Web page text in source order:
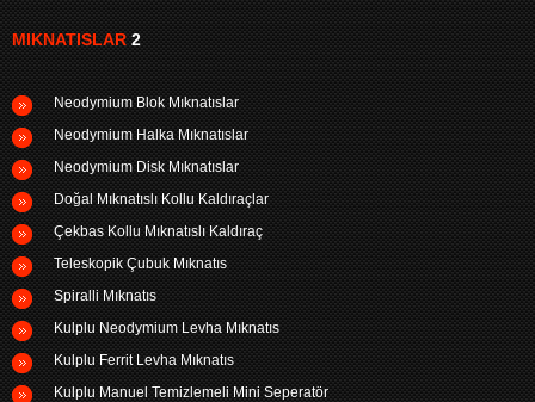
MIKNATISLAR2
Neodymium Blok Mıknatıslar
Neodymium Halka Mıknatıslar
Neodymium Disk Mıknatıslar
Doğal Mıknatıslı Kollu Kaldıraçlar
Çekbas Kollu Mıknatıslı Kaldıraç
Teleskopik Çubuk Mıknatıs
Spiralli Mıknatıs
Kulplu Neodymium Levha Mıknatıs
Kulplu Ferrit Levha Mıknatıs
Kulplu Manuel Temizlemeli Mini Seperatör